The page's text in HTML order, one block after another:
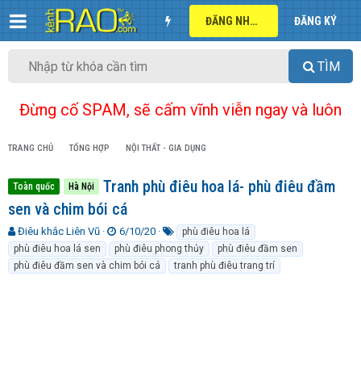
ĐĂNG NHẬP ĐĂNG KÝ
TÌM
Đừng cố SPAM, sẽ cấm vĩnh viễn ngay và luôn
TRANG CHỦ TỔNG HỢP NỘI THẤT - GIA DỤNG
Toàn quốc Hà Nội
Tranh phù điêu hoa lá- phù điêu đầm
sen và chim bói cá
T
h
r
e
Điêu khắc Liên Vũ
N
g
à
y
6/10/20
ừ
k
h
phù điêu hoa lá
phù điêu hoa lá sen
phù điêu phong thủy
phù điêu đầm sen
phù điêu đầm sen và chim bói cá
tranh phù điêu trang trí